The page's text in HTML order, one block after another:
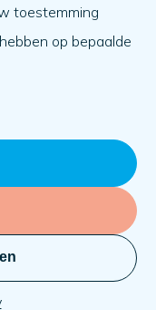
toestemming
op bepaalde